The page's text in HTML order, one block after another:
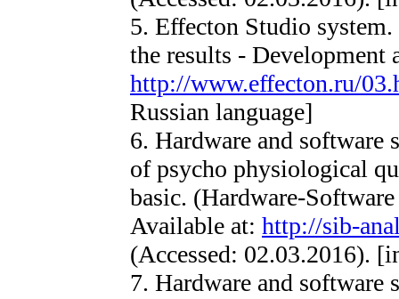
5. Effecton Studio
the results - Development
http://www.effecton.ru/
Russian language]
6. Hardware and software
of psycho physiological
basic. (Hardware-
Available at: http://sib-
(Accessed: 02.03.2016).
7. Hardware and software